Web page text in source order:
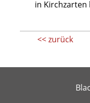
in Kirchzarten
<< zurück